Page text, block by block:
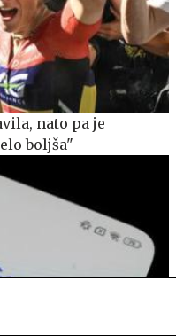
nato pa je
boljša"